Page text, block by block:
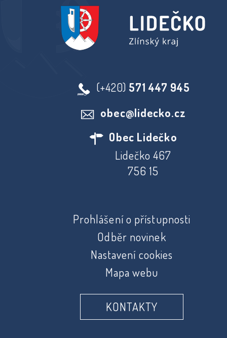
(+420) 571 447 945
obec@lidecko.cz
Obec Lidečko
Lidečko 467
756 15
Prohlášení o přístupnosti
Odběr novinek
Nastavení cookies
Mapa webu
KONTAKTY